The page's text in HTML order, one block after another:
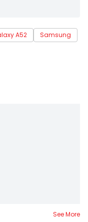
A52
Samsung
See More